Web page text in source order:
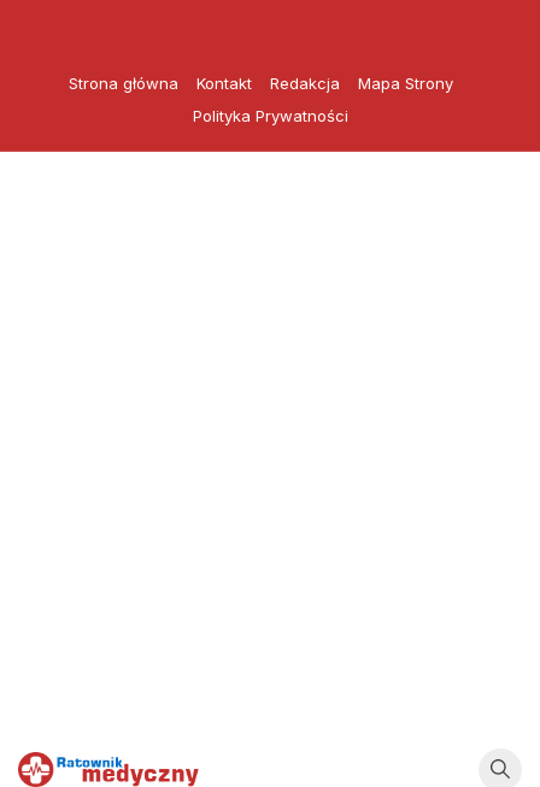
Strona główna Kontakt Redakcja
Mapa Strony
Polityka Prywatności